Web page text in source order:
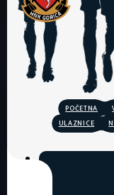
POČETNA
ULAZNICE